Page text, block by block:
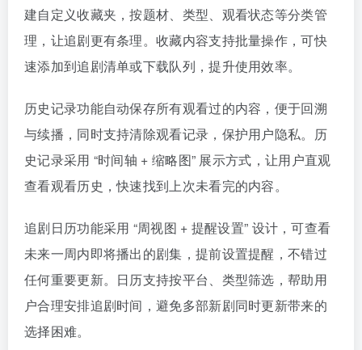
建自定义收藏夹，按题材、类型、观看状态等分类管
理，让追剧更有条理。收藏内容支持批量操作，可快
速添加到追剧清单或下载队列，提升使用效率。
历史记录功能自动保存所有观看过的内容，便于回溯
与续播，同时支持清除观看记录，保护用户隐私。历
史记录采用 “时间轴 + 缩略图” 展示方式，让用户直观
查看观看历史，快速找到上次未看完的内容。
追剧日历功能采用 “周视图 + 提醒设置” 设计，可查看
未来一周内即将播出的剧集，提前设置提醒，不错过
任何重要更新。日历支持按平台、类型筛选，帮助用
户合理安排追剧时间，避免多部新剧同时更新带来的
选择困难。